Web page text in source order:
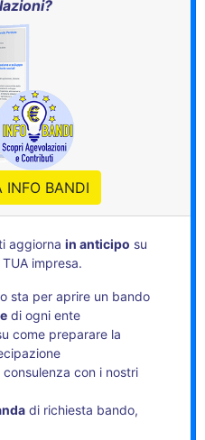
INFO BANDI
aggiorna in anticipo su
impresa.
sta per aprire un bando
di ogni ente
come preparare la
consulenza con i nostri
di richiesta bando,